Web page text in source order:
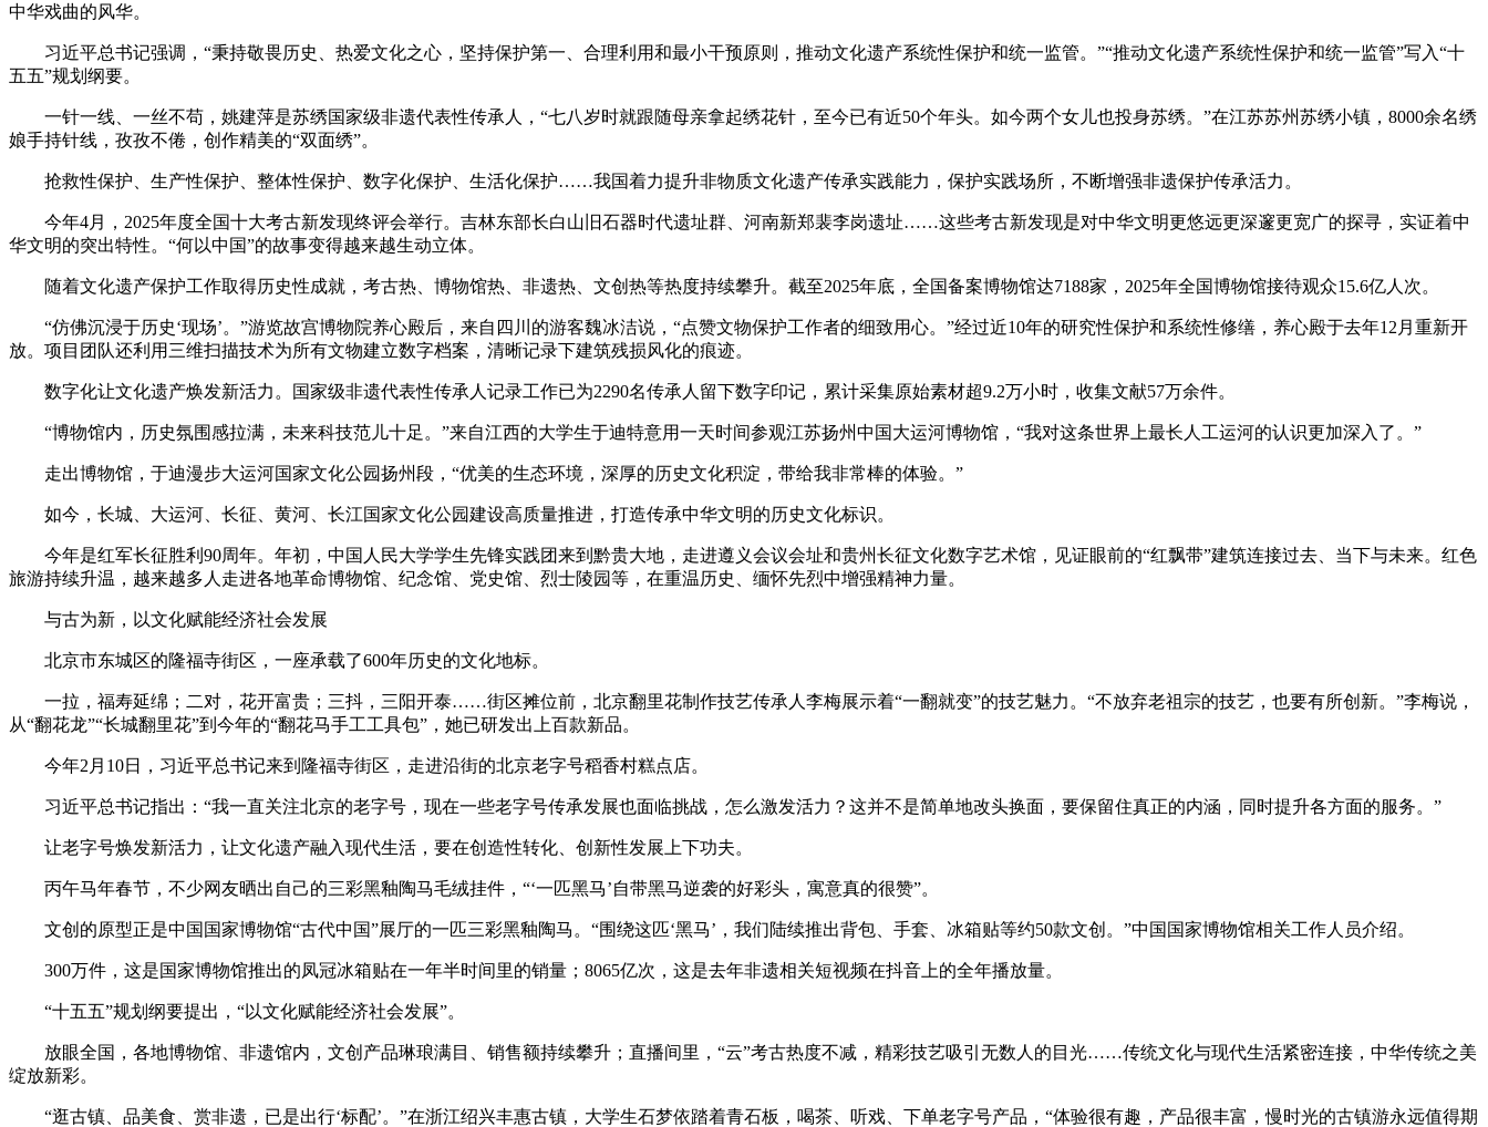
中华戏曲的风华。
习近平总书记强调，“秉持敬畏历史、热爱文化之心，坚持保护第一、合理利用和最小干预原则，推动文化遗产系统性保护和统一监管。”“推动文化遗产系统性保护和统一监管”写入“十
五五”规划纲要。
一针一线、一丝不苟，姚建萍是苏绣国家级非遗代表性传承人，“七八岁时就跟随母亲拿起绣花针，至今已有近50个年头。如今两个女儿也投身苏绣。”在江苏苏州苏绣小镇，8000余名绣
娘手持针线，孜孜不倦，创作精美的“双面绣”。
抢救性保护、生产性保护、整体性保护、数字化保护、生活化保护……我国着力提升非物质文化遗产传承实践能力，保护实践场所，不断增强非遗保护传承活力。
今年4月，2025年度全国十大考古新发现终评会举行。吉林东部长白山旧石器时代遗址群、河南新郑裴李岗遗址……这些考古新发现是对中华文明更悠远更深邃更宽广的探寻，实证着中
华文明的突出特性。“何以中国”的故事变得越来越生动立体。
随着文化遗产保护工作取得历史性成就，考古热、博物馆热、非遗热、文创热等热度持续攀升。截至2025年底，全国备案博物馆达7188家，2025年全国博物馆接待观众15.6亿人次。
“仿佛沉浸于历史‘现场’。”游览故宫博物院养心殿后，来自四川的游客魏冰洁说，“点赞文物保护工作者的细致用心。”经过近10年的研究性保护和系统性修缮，养心殿于去年12月重新开
放。项目团队还利用三维扫描技术为所有文物建立数字档案，清晰记录下建筑残损风化的痕迹。
数字化让文化遗产焕发新活力。国家级非遗代表性传承人记录工作已为2290名传承人留下数字印记，累计采集原始素材超9.2万小时，收集文献57万余件。
“博物馆内，历史氛围感拉满，未来科技范儿十足。”来自江西的大学生于迪特意用一天时间参观江苏扬州中国大运河博物馆，“我对这条世界上最长人工运河的认识更加深入了。”
走出博物馆，于迪漫步大运河国家文化公园扬州段，“优美的生态环境，深厚的历史文化积淀，带给我非常棒的体验。”
如今，长城、大运河、长征、黄河、长江国家文化公园建设高质量推进，打造传承中华文明的历史文化标识。
今年是红军长征胜利90周年。年初，中国人民大学学生先锋实践团来到黔贵大地，走进遵义会议会址和贵州长征文化数字艺术馆，见证眼前的“红飘带”建筑连接过去、当下与未来。红色
旅游持续升温，越来越多人走进各地革命博物馆、纪念馆、党史馆、烈士陵园等，在重温历史、缅怀先烈中增强精神力量。
与古为新，以文化赋能经济社会发展
北京市东城区的隆福寺街区，一座承载了600年历史的文化地标。
一拉，福寿延绵；二对，花开富贵；三抖，三阳开泰……街区摊位前，北京翻里花制作技艺传承人李梅展示着“一翻就变”的技艺魅力。“不放弃老祖宗的技艺，也要有所创新。”李梅说，
从“翻花龙”“长城翻里花”到今年的“翻花马手工工具包”，她已研发出上百款新品。
今年2月10日，习近平总书记来到隆福寺街区，走进沿街的北京老字号稻香村糕点店。
习近平总书记指出：“我一直关注北京的老字号，现在一些老字号传承发展也面临挑战，怎么激发活力？这并不是简单地改头换面，要保留住真正的内涵，同时提升各方面的服务。”
让老字号焕发新活力，让文化遗产融入现代生活，要在创造性转化、创新性发展上下功夫。
丙午马年春节，不少网友晒出自己的三彩黑釉陶马毛绒挂件，“‘一匹黑马’自带黑马逆袭的好彩头，寓意真的很赞”。
文创的原型正是中国国家博物馆“古代中国”展厅的一匹三彩黑釉陶马。“围绕这匹‘黑马’，我们陆续推出背包、手套、冰箱贴等约50款文创。”中国国家博物馆相关工作人员介绍。
300万件，这是国家博物馆推出的凤冠冰箱贴在一年半时间里的销量；8065亿次，这是去年非遗相关短视频在抖音上的全年播放量。
“十五五”规划纲要提出，“以文化赋能经济社会发展”。
放眼全国，各地博物馆、非遗馆内，文创产品琳琅满目、销售额持续攀升；直播间里，“云”考古热度不减，精彩技艺吸引无数人的目光……传统文化与现代生活紧密连接，中华传统之美
绽放新彩。
“逛古镇、品美食、赏非遗，已是出行‘标配’。”在浙江绍兴丰惠古镇，大学生石梦依踏着青石板，喝茶、听戏、下单老字号产品，“体验很有趣，产品很丰富，慢时光的古镇游永远值得期